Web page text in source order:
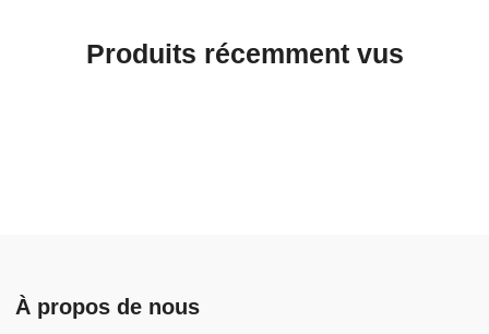
Produits récemment vus
À propos de nous